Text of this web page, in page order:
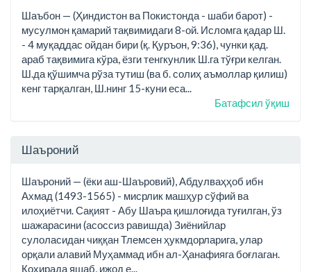
Шаъбон — (Ҳиндистон ва Покистонда - шаби барот) -
мусулмон қамарий тақвимидаги 8-ой. Исломга қадар Ш.
- 4 муқаддас ойдан бири (қ. Қуръон, 9:36), чунки қад.
араб тақвимига кўра, ёзги тенгкунлик Ш.га тўғри келган.
Ш.да қўшимча рўза тутиш (ва б. солиҳ аъмоллар қилиш)
кенг тарқалган, Ш.нинг 15-куни еса...
Батафсил ўқиш
Шаъроний
Шаъроний — (ёки аш-Шаъровий), Абдулваҳҳоб ибн
Ахмад (1493-1565) - мисрлик машҳур сўфий ва
илоҳиётчи. Сақият - Абу Шаъра қишлоғида туғилган, ўз
шажарасини (асоссиз равишда) Зиёнийлар
сулоласидан чиққан Тлемсен ҳукмдорларига, улар
орқали алавий Муҳаммад ибн ал-Ҳанафияга боғлаган.
Қоҳирада яшаб, ижод е...